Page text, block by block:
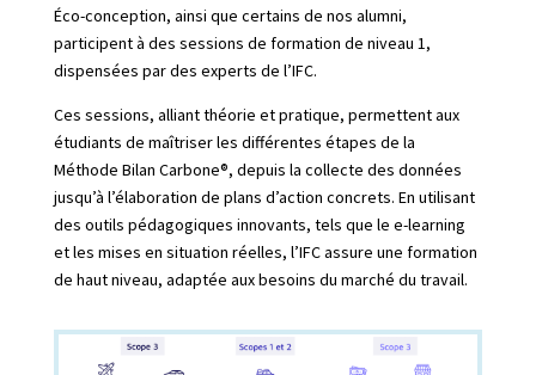
Éco-conception, ainsi que certains de nos alumni,
participent à des sessions de formation de niveau 1,
dispensées par des experts de l’IFC.
Ces sessions, alliant théorie et pratique, permettent aux
étudiants de maîtriser les différentes étapes de la
Méthode Bilan Carbone®, depuis la collecte des données
jusqu’à l’élaboration de plans d’action concrets. En utilisant
des outils pédagogiques innovants, tels que le e-learning
et les mises en situation réelles, l’IFC assure une formation
de haut niveau, adaptée aux besoins du marché du travail.